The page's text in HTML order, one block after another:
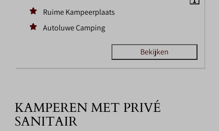
Ruime Kampeerplaats
Autoluwe Camping
Bekijken
KAMPEREN MET PRIVÉ
SANITAIR